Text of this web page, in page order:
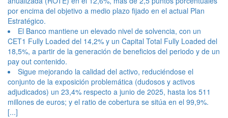
por encima del objetivo a medio plazo fijado en el actual Plan
Estratégico.
El Banco mantiene un elevado nivel de solvencia, con un
CET1 Fully Loaded del 14,2% y un Capital Total Fully Loaded del
18,5%, a partir de la generación de beneficios del periodo y de un
pay out contenido.
Sigue mejorando la calidad del activo, reduciéndose el
conjunto de la exposición problemática (dudosos y activos
adjudicados) un 23,4% respecto a junio de 2025, hasta los 511
millones de euros; y el ratio de cobertura se sitúa en el 99,9%.
[...]